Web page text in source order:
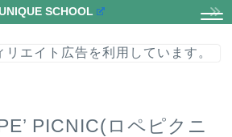
SCHOOL
エイト広告を利用しています。
PICNIC(ロペピクニ